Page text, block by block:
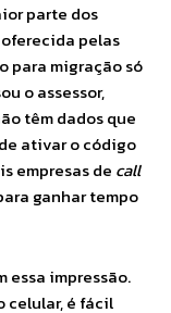
parte dos
pelas
para migração só
o assessor,
têm dados que
ativar o código
empresas de call
ganhar tempo
essa impressão.
celular, é fácil